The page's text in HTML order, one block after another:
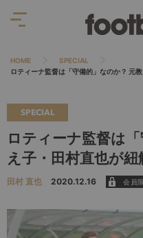
HOME
SPECIAL
ロティーナ監督は「守備的」なのか？ 元
SPECIAL
ロティーナ監督は
え子・田村直也が
田村 直也 2020.12.16